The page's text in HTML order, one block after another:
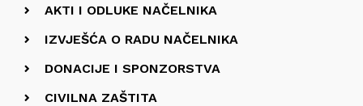
AKTI I ODLUKE NAČELNIKA
IZVJEŠĆA O RADU NAČELNIKA
DONACIJE I SPONZORSTVA
CIVILNA ZAŠTITA